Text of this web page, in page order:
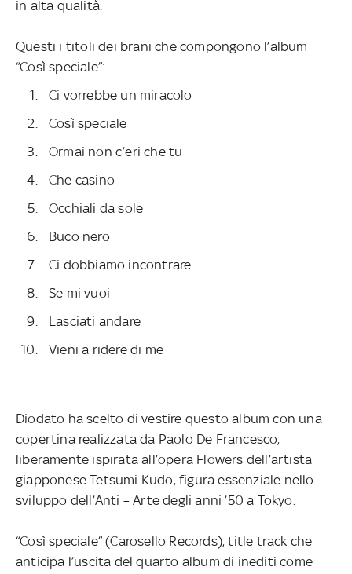
in alta qualità.
Questi i titoli dei brani che compongono l’album
“Così speciale”:
Ci vorrebbe un miracolo
Così speciale
Ormai non c’eri che tu
Che casino
Occhiali da sole
Buco nero
Ci dobbiamo incontrare
Se mi vuoi
Lasciati andare
Vieni a ridere di me
Diodato ha scelto di vestire questo album con una
copertina realizzata da Paolo De Francesco,
liberamente ispirata all’opera Flowers dell’artista
giapponese Tetsumi Kudo, figura essenziale nello
sviluppo dell’Anti – Arte degli anni ’50 a Tokyo.
“Così speciale” (Carosello Records), title track che
anticipa l’uscita del quarto album di inediti come